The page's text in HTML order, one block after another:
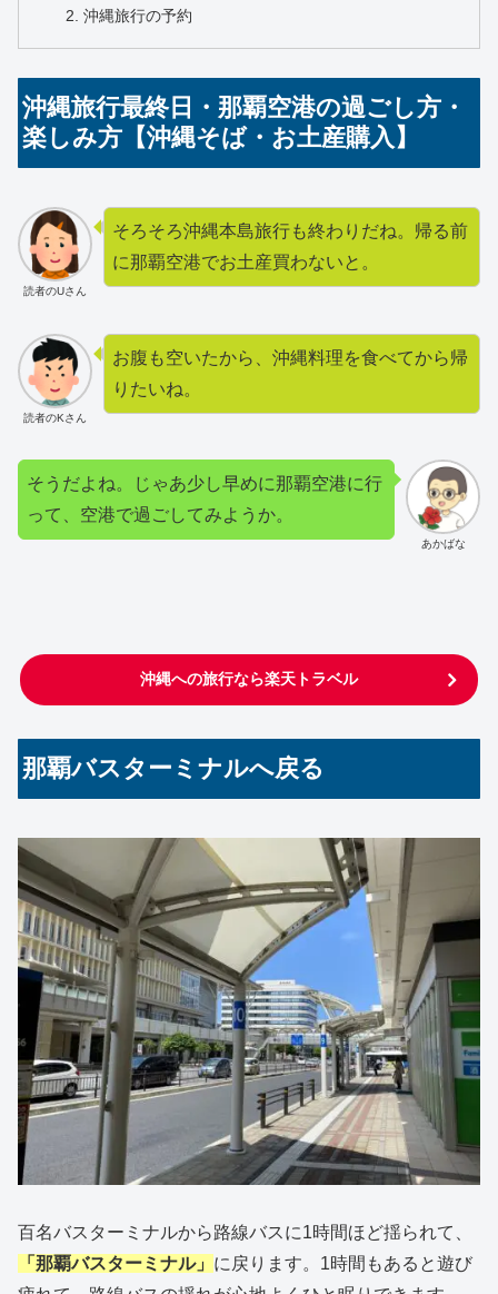
沖縄旅行の予約
沖縄旅行最終日・那覇空港の過ごし方・
楽しみ方【沖縄そば・お土産購入】
読者のUさん
そろそろ沖縄本島旅行も終わりだね。帰る前
に那覇空港でお土産買わないと。
読者のKさん
お腹も空いたから、沖縄料理を食べてから帰
りたいね。
あかばな
そうだよね。じゃあ少し早めに那覇空港に行
って、空港で過ごしてみようか。
沖縄への旅行なら楽天トラベル
那覇バスターミナルへ戻る
百名バスターミナルから路線バスに1時間ほど揺られて、
「那覇バスターミナル」 に戻ります。1時間もあると遊び